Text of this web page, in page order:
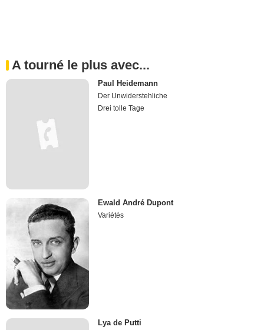
A tourné le plus avec...
Paul Heidemann
Der Unwiderstehliche
Drei tolle Tage
Ewald André Dupont
Variétés
Lya de Putti